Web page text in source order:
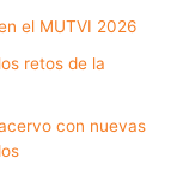
el MUTVI 2026
retos de la
con nuevas